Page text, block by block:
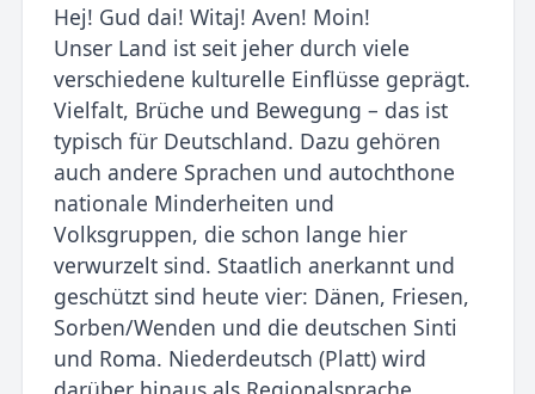
Hej! Gud dai! Witaj! Aven! Moin!
Unser Land ist seit jeher durch viele
verschiedene kulturelle Einflüsse geprägt.
Vielfalt, Brüche und Bewegung – das ist
typisch für Deutschland. Dazu gehören
auch andere Sprachen und autochthone
nationale Minderheiten und
Volksgruppen, die schon lange hier
verwurzelt sind. Staatlich anerkannt und
geschützt sind heute vier: Dänen, Friesen,
Sorben/Wenden und die deutschen Sinti
und Roma. Niederdeutsch (Platt) wird